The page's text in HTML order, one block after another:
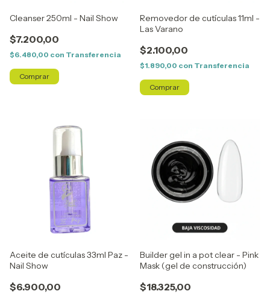
Cleanser 250ml - Nail Show
$7.200,00
$6.480,00 con Transferencia
Removedor de cutículas 11ml -
Las Varano
$2.100,00
$1.890,00 con Transferencia
Aceite de cutículas 33ml Paz -
Nail Show
$6.900,00
Builder gel in a pot clear - Pink
Mask (gel de construcción)
$18.325,00